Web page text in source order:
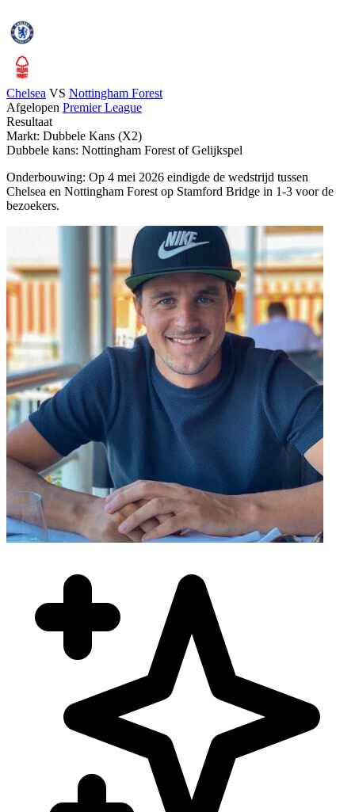
Chelsea VS Nottingham Forest
Afgelopen Premier League
Resultaat
Markt: Dubbele Kans (X2)
Dubbele kans: Nottingham Forest of Gelijkspel
Onderbouwing: Op 4 mei 2026 eindigde de wedstrijd tussen
Chelsea en Nottingham Forest op Stamford Bridge in 1-3 voor de
bezoekers.